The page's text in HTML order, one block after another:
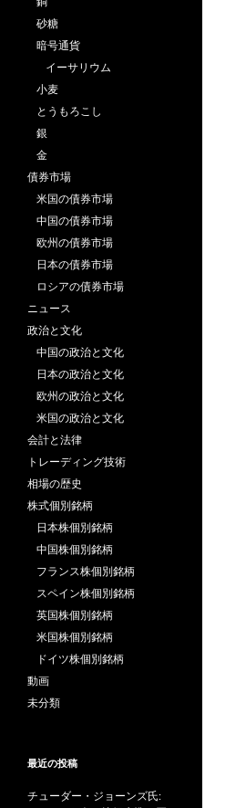
砂糖
暗号通貨
イーサリウム
小麦
とうもろこし
銀
金
債券市場
米国の債券市場
中国の債券市場
欧州の債券市場
日本の債券市場
ロシアの債券市場
ニュース
政治と文化
中国の政治と文化
日本の政治と文化
欧州の政治と文化
米国の政治と文化
会計と法律
トレーディング技術
相場の歴史
株式個別銘柄
日本株個別銘柄
中国株個別銘柄
フランス株個別銘柄
スペイン株個別銘柄
英国株個別銘柄
米国株個別銘柄
ドイツ株個別銘柄
動画
未分類
最近の投稿
チューダー・ジョーンズ氏: